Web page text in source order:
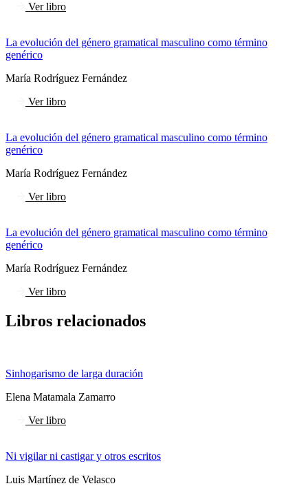
Ver libro
La evolución del género gramatical masculino como término
genérico
María Rodríguez Fernández
Ver libro
La evolución del género gramatical masculino como término
genérico
María Rodríguez Fernández
Ver libro
La evolución del género gramatical masculino como término
genérico
María Rodríguez Fernández
Ver libro
Libros relacionados
Sinhogarismo de larga duración
Elena Matamala Zamarro
Ver libro
Ni vigilar ni castigar y otros escritos
Luis Martínez de Velasco